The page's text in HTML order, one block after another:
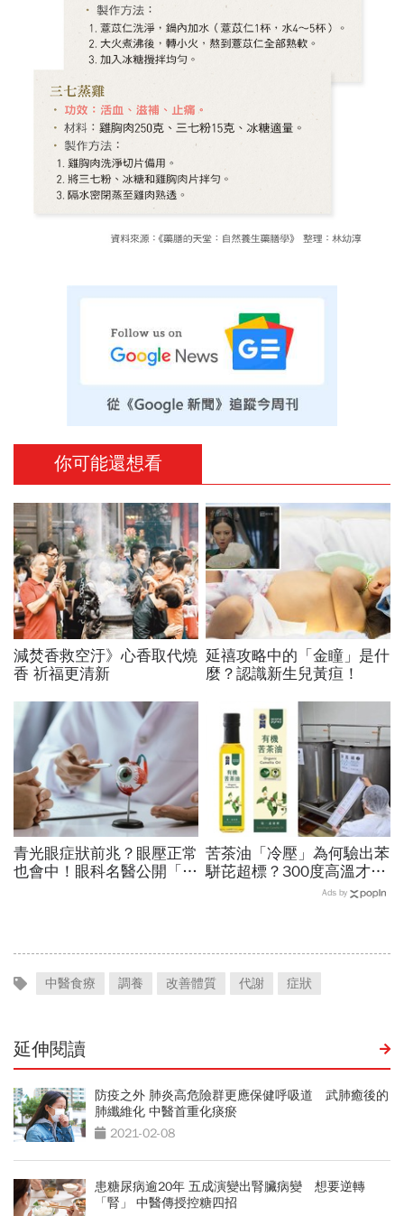
你可能還想看
減焚香救空汙》心香取代燒
香 祈福更清新
延禧攻略中的「金瞳」是什
麼？認識新生兒黃疸！
青光眼症狀前兆？眼壓正常
也會中！眼科名醫公開「護
苦茶油「冷壓」為何驗出苯
駢芘超標？300度高溫才大
量形成，哪個環節出問題？
Ads by
中醫食療 調養 改善體質 代謝 症狀
延伸閱讀
防疫之外 肺炎高危險群更應保健呼吸道 武肺癒後的
肺纖維化 中醫首重化痰瘀
2021-02-08
患糖尿病逾20年 五成演變出腎臟病變 想要逆轉
「腎」 中醫傳授控糖四招